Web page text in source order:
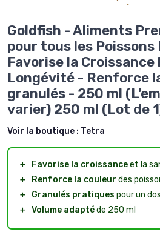
Goldfish - Aliments
pour tous les Poissons
Favorise la
Longévité - Renforce
granulés - 250 ml
varier) 250 ml (Lot de
Voir la boutique : Tetra
＋ Favorise la croissanceet la
＋
Renforce la couleur des
＋
Granulés pratiques pour un
＋ Volume adaptéde 250 ml